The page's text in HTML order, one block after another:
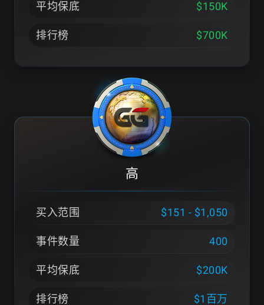
平均保底 $150K
排行榜 $700K
高
买入范围 $151 - $1,050
事件数量 400
平均保底 $200K
排行榜 $1百万